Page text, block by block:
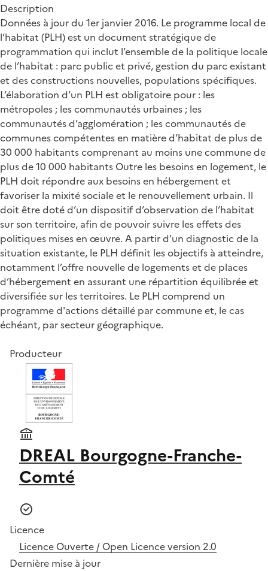
Description
Données à jour du 1er janvier 2016. Le programme local de
l’habitat (PLH) est un document stratégique de
programmation qui inclut l’ensemble de la politique locale
de l’habitat : parc public et privé, gestion du parc existant
et des constructions nouvelles, populations spécifiques.
L’élaboration d’un PLH est obligatoire pour : les
métropoles ; les communautés urbaines ; les
communautés d’agglomération ; les communautés de
communes compétentes en matière d’habitat de plus de
30 000 habitants comprenant au moins une commune de
plus de 10 000 habitants Outre les besoins en logement, le
PLH doit répondre aux besoins en hébergement et
favoriser la mixité sociale et le renouvellement urbain. Il
doit être doté d’un dispositif d’observation de l’habitat
sur son territoire, afin de pouvoir suivre les effets des
politiques mises en œuvre. A partir d’un diagnostic de la
situation existante, le PLH définit les objectifs à atteindre,
notamment l’offre nouvelle de logements et de places
d’hébergement en assurant une répartition équilibrée et
diversifiée sur les territoires. Le PLH comprend un
programme d'actions détaillé par commune et, le cas
échéant, par secteur géographique.
Producteur
DREAL Bourgogne-Franche-
Comté
Licence
Licence Ouverte / Open Licence version 2.0
Dernière mise à jour